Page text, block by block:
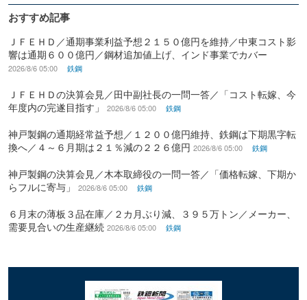
おすすめ記事
ＪＦＥＨＤ／通期事業利益予想２１５０億円を維持／中東コスト影
響は通期６００億円／鋼材追加値上げ、インド事業でカバー
2026/8/6 05:00 鉄鋼
ＪＦＥＨＤの決算会見／田中副社長の一問一答／「コスト転嫁、今
年度内の完遂目指す」
2026/8/6 05:00 鉄鋼
神戸製鋼の通期経常益予想／１２００億円維持、鉄鋼は下期黒字転
換へ／４～６月期は２１％減の２２６億円 2026/8/6 05:00 鉄鋼
神戸製鋼の決算会見／木本取締役の一問一答／「価格転嫁、下期か
らフルに寄与」
2026/8/6 05:00 鉄鋼
６月末の薄板３品在庫／２カ月ぶり減、３９５万トン／メーカー、
需要見合いの生産継続 2026/8/6 05:00 鉄鋼